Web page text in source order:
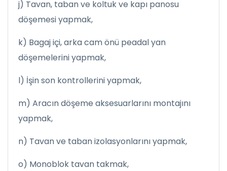
j) Tavan, taban ve koltuk ve kapı panosu
döşemesi yapmak,
k) Bagaj içi, arka cam önü peadal yan
döşemelerini yapmak,
l) İşin son kontrollerini yapmak,
m) Aracın döşeme aksesuarlarını montajını
yapmak,
n) Tavan ve taban izolasyonlarını yapmak,
o) Monoblok tavan takmak,